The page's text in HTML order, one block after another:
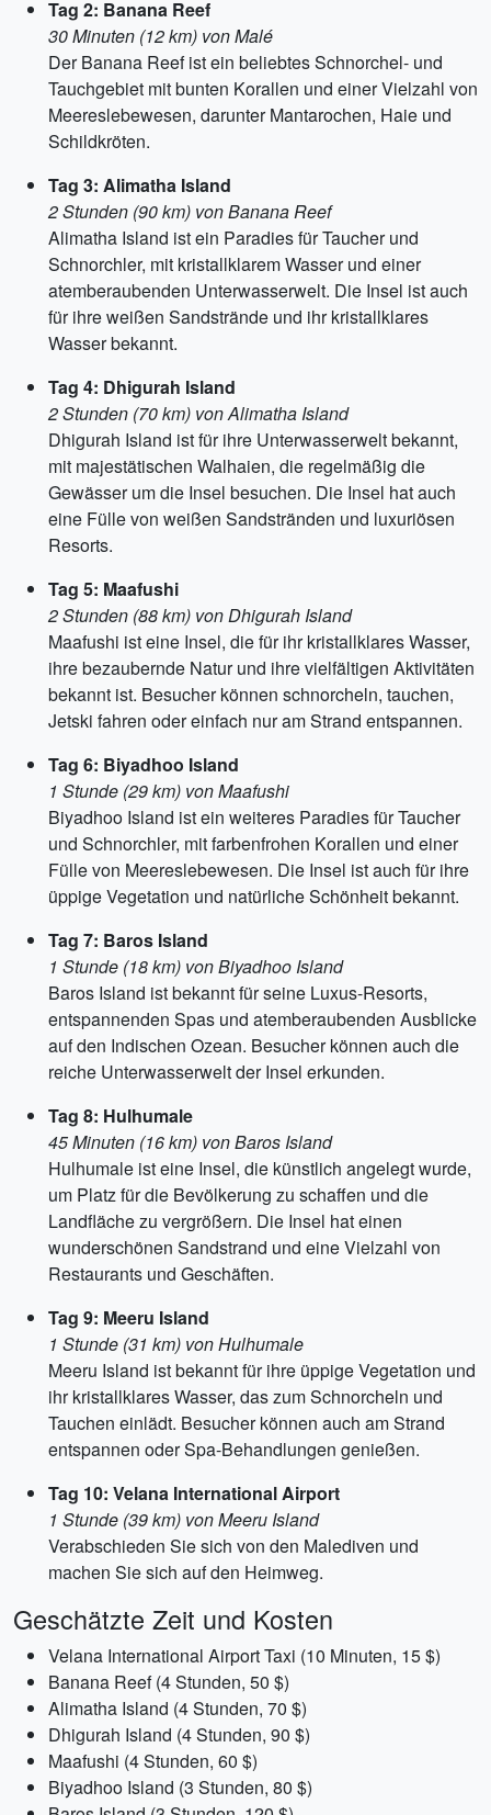
Tag 2: Banana Reef
30 Minuten (12 km) von Malé
Der Banana Reef ist ein beliebtes Schnorchel- und
Tauchgebiet mit bunten Korallen und einer Vielzahl von
Meereslebewesen, darunter Mantarochen, Haie und
Schildkröten.
Tag 3: Alimatha Island
2 Stunden (90 km) von Banana Reef
Alimatha Island ist ein Paradies für Taucher und
Schnorchler, mit kristallklarem Wasser und einer
atemberaubenden Unterwasserwelt. Die Insel ist auch
für ihre weißen Sandstrände und ihr kristallklares
Wasser bekannt.
Tag 4: Dhigurah Island
2 Stunden (70 km) von Alimatha Island
Dhigurah Island ist für ihre Unterwasserwelt bekannt,
mit majestätischen Walhaien, die regelmäßig die
Gewässer um die Insel besuchen. Die Insel hat auch
eine Fülle von weißen Sandstränden und luxuriösen
Resorts.
Tag 5: Maafushi
2 Stunden (88 km) von Dhigurah Island
Maafushi ist eine Insel, die für ihr kristallklares Wasser,
ihre bezaubernde Natur und ihre vielfältigen Aktivitäten
bekannt ist. Besucher können schnorcheln, tauchen,
Jetski fahren oder einfach nur am Strand entspannen.
Tag 6: Biyadhoo Island
1 Stunde (29 km) von Maafushi
Biyadhoo Island ist ein weiteres Paradies für Taucher
und Schnorchler, mit farbenfrohen Korallen und einer
Fülle von Meereslebewesen. Die Insel ist auch für ihre
üppige Vegetation und natürliche Schönheit bekannt.
Tag 7: Baros Island
1 Stunde (18 km) von Biyadhoo Island
Baros Island ist bekannt für seine Luxus-Resorts,
entspannenden Spas und atemberaubenden Ausblicke
auf den Indischen Ozean. Besucher können auch die
reiche Unterwasserwelt der Insel erkunden.
Tag 8: Hulhumale
45 Minuten (16 km) von Baros Island
Hulhumale ist eine Insel, die künstlich angelegt wurde,
um Platz für die Bevölkerung zu schaffen und die
Landfläche zu vergrößern. Die Insel hat einen
wunderschönen Sandstrand und eine Vielzahl von
Restaurants und Geschäften.
Tag 9: Meeru Island
1 Stunde (31 km) von Hulhumale
Meeru Island ist bekannt für ihre üppige Vegetation und
ihr kristallklares Wasser, das zum Schnorcheln und
Tauchen einlädt. Besucher können auch am Strand
entspannen oder Spa-Behandlungen genießen.
Tag 10: Velana International Airport
1 Stunde (39 km) von Meeru Island
Verabschieden Sie sich von den Malediven und
machen Sie sich auf den Heimweg.
Geschätzte Zeit und Kosten
Velana International Airport Taxi (10 Minuten, 15 $)
Banana Reef (4 Stunden, 50 $)
Alimatha Island (4 Stunden, 70 $)
Dhigurah Island (4 Stunden, 90 $)
Maafushi (4 Stunden, 60 $)
Biyadhoo Island (3 Stunden, 80 $)